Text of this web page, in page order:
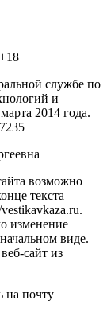
+18
службе по
и
2014 года.
возможно
текста
изменение
виде.
сайт из
на почту